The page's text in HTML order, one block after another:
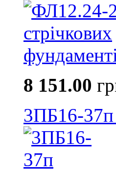
8 151.00
3ПБ16-37п